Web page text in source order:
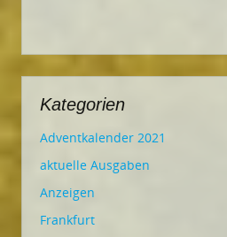
Kategorien
Adventkalender 2021
aktuelle Ausgaben
Anzeigen
Frankfurt